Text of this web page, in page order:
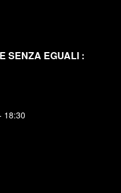
SENZA EGUALI :
18:30